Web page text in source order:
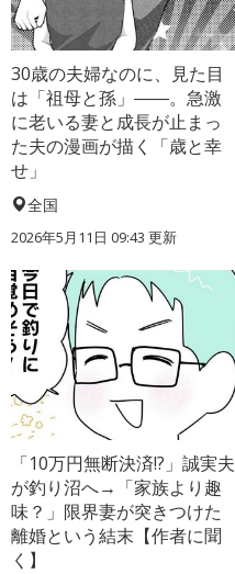
30歳の夫婦なのに、見た目
は「祖母と孫」――。急激
に老いる妻と成長が止まっ
た夫の漫画が描く「歳と幸
せ」
全国
2026年5月11日 09:43 更新
「10万円無断決済!?」誠実夫
が釣り沼へ→「家族より趣
味？」限界妻が突きつけた
離婚という結末【作者に聞
く】